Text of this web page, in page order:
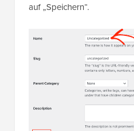
auf „Speichern“.